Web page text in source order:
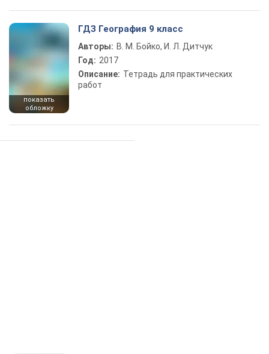
показать
обложку
ГДЗ География 9 класс
Авторы: В. М. Бойко, И. Л. Дитчук
Год: 2017
Описание: Тетрадь для практических
работ